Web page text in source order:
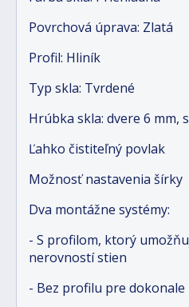
Povrchová úprava: Zlatá
Profil: Hliník
Typ skla: Tvrdené
Hrúbka skla: dvere 6 mm,
Ľahko čistiteľný povlak
Možnosť nastavenia šírky
Dva montážne systémy:
- S profilom, ktorý
nerovností stien
- Bez profilu pre